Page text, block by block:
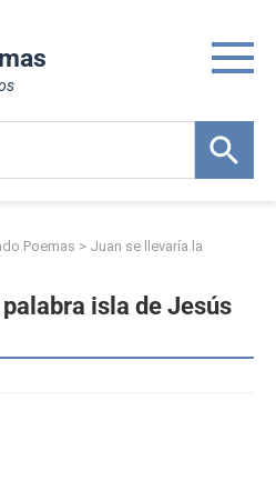
Poemas > Juan se llevaría la
isla de Jesús